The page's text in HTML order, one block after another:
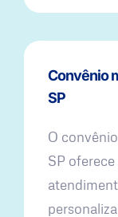
Convênio
SP
O
SP